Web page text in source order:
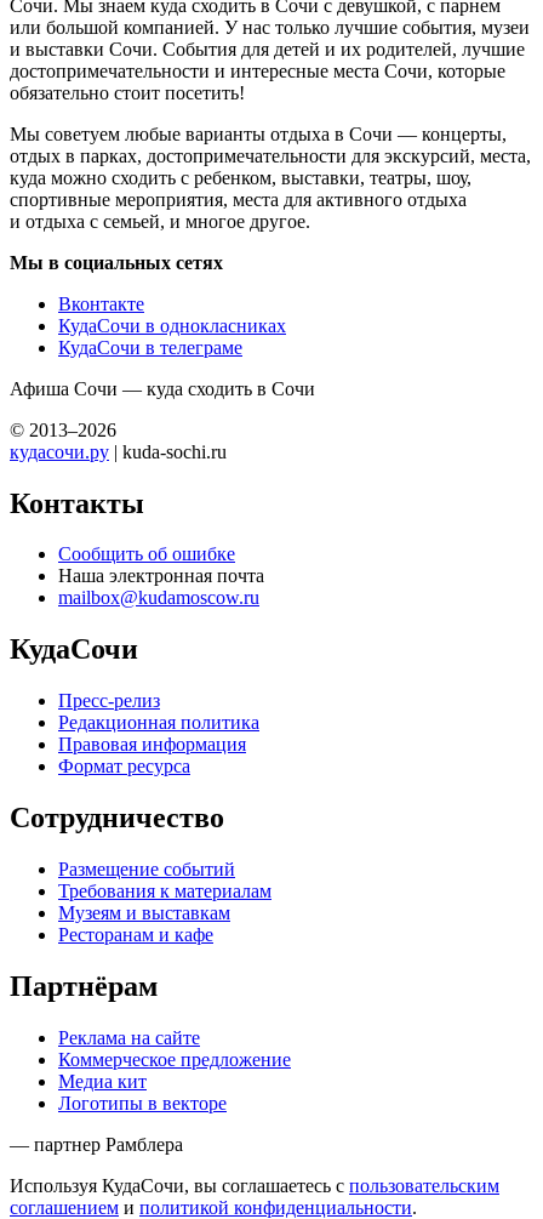
Сочи. Мы знаем куда сходить в Сочи с девушкой, с парнем
или большой компанией. У нас только лучшие события, музеи
и выставки Сочи. События для детей и их родителей, лучшие
достопримечательности и интересные места Сочи, которые
обязательно стоит посетить!
Мы советуем любые варианты отдыха в Сочи — концерты,
отдых в парках, достопримечательности для экскурсий, места,
куда можно сходить с ребенком, выставки, театры, шоу,
спортивные мероприятия, места для активного отдыха
и отдыха с семьей, и многое другое.
Мы в социальных сетях
Вконтакте
КудаСочи в однокласниках
КудаСочи в телеграме
Афиша Сочи — куда сходить в Сочи
© 2013–2026
кудасочи.ру | kuda-sochi.ru
Контакты
Сообщить об ошибке
Наша электронная почта
mailbox@kudamoscow.ru
КудаСочи
Пресс-релиз
Редакционная политика
Правовая информация
Формат ресурса
Сотрудничество
Размещение событий
Требования к материалам
Музеям и выставкам
Ресторанам и кафе
Партнёрам
Реклама на сайте
Коммерческое предложение
Медиа кит
Логотипы в векторе
— партнер Рамблера
Используя КудаСочи, вы соглашаетесь с пользовательским
соглашением и политикой конфиденциальности.